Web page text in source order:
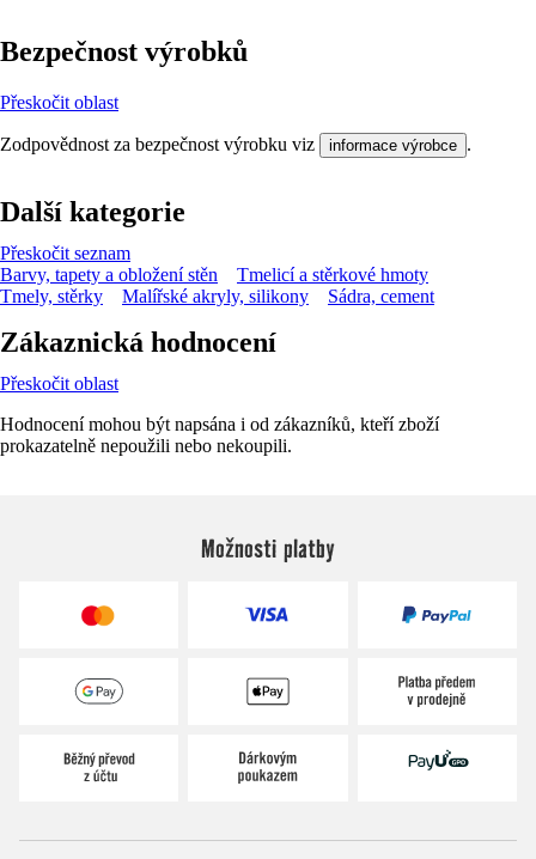
Bezpečnost výrobků
Přeskočit oblast
Zodpovědnost za bezpečnost výrobku viz informace výrobce .
Další kategorie
Přeskočit seznam
Barvy, tapety a obložení stěn
Tmelicí a stěrkové hmoty
Tmely, stěrky
Malířské akryly, silikony Sádra, cement
Zákaznická hodnocení
Přeskočit oblast
Hodnocení mohou být napsána i od zákazníků, kteří zboží
prokazatelně nepoužili nebo nekoupili.
Možnosti platby